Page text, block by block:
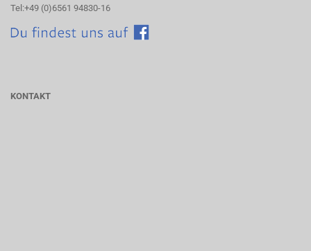
Tel:+49 (0)6561 94830-16
KONTAKT